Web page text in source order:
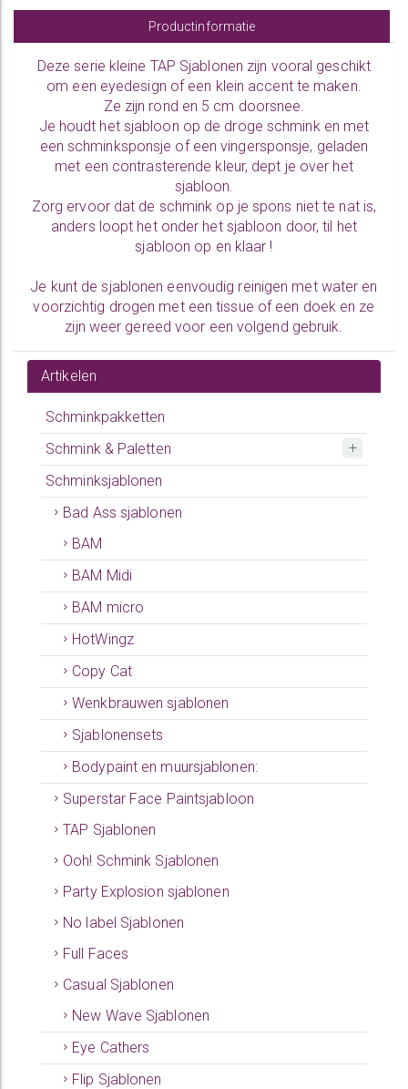
Productinformatie
Deze serie kleine TAP Sjablonen zijn vooral geschikt
om een eyedesign of een klein accent te maken.
Ze zijn rond en 5 cm doorsnee.
Je houdt het sjabloon op de droge schmink en met
een schminksponsje of een vingersponsje, geladen
met een contrasterende kleur, dept je over het
sjabloon.
Zorg ervoor dat de schmink op je spons niet te nat is,
anders loopt het onder het sjabloon door, til het
sjabloon op en klaar !
Je kunt de sjablonen eenvoudig reinigen met water en
voorzichtig drogen met een tissue of een doek en ze
zijn weer gereed voor een volgend gebruik.
Artikelen
Schminkpakketten
Schmink & Paletten
Schminksjablonen
Bad Ass sjablonen
BAM
BAM Midi
BAM micro
HotWingz
Copy Cat
Wenkbrauwen sjablonen
Sjablonensets
Bodypaint en muursjablonen:
Superstar Face Paintsjabloon
TAP Sjablonen
Ooh! Schmink Sjablonen
Party Explosion sjablonen
No label Sjablonen
Full Faces
Casual Sjablonen
New Wave Sjablonen
Eye Cathers
Flip Sjablonen